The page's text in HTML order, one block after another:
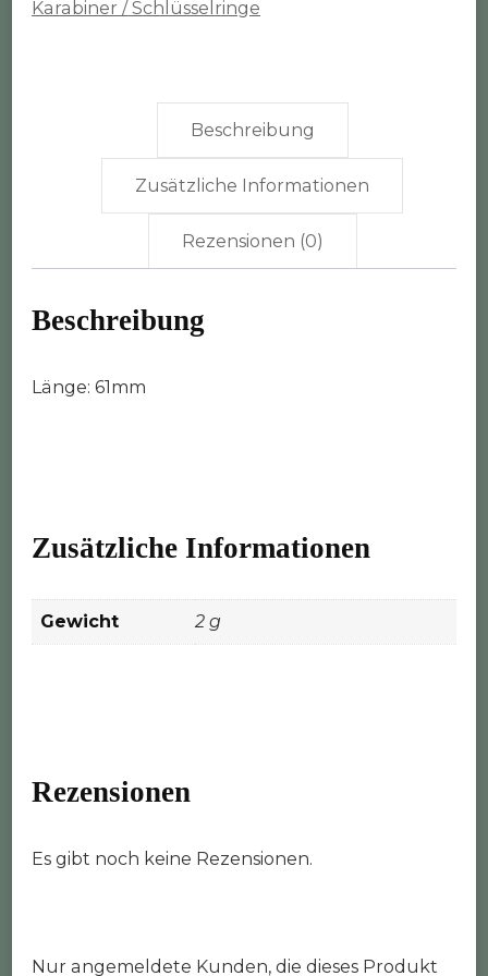
Karabiner / Schlüsselringe
Beschreibung
Zusätzliche Informationen
Rezensionen (0)
Beschreibung
Länge: 61mm
Zusätzliche Informationen
Gewicht 2 g
Rezensionen
Es gibt noch keine Rezensionen.
Nur angemeldete Kunden, die dieses Produkt